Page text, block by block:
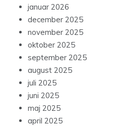
januar 2026
december 2025
november 2025
oktober 2025
september 2025
august 2025
juli 2025
juni 2025
maj 2025
april 2025